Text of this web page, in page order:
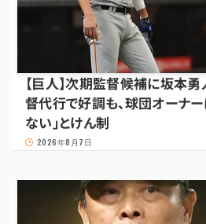
【巨人】次期監督候補に坂本
督代行で好調も、球団オーナ
ない」とけん制
2026年8月7日